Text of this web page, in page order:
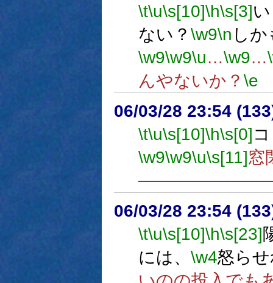
\t\u\s[10]\h\s[3]
ない？ \w9\n し
\w9\w9\u…\w9…
んやないか？ \e
06/03/28 23:54
\t\u\s[10]\h\s[0]
\w9\w9\u\s[11]窓
06/03/28 23:54
\t\u\s[10]\h\s[23]
には、 \w4怒ら